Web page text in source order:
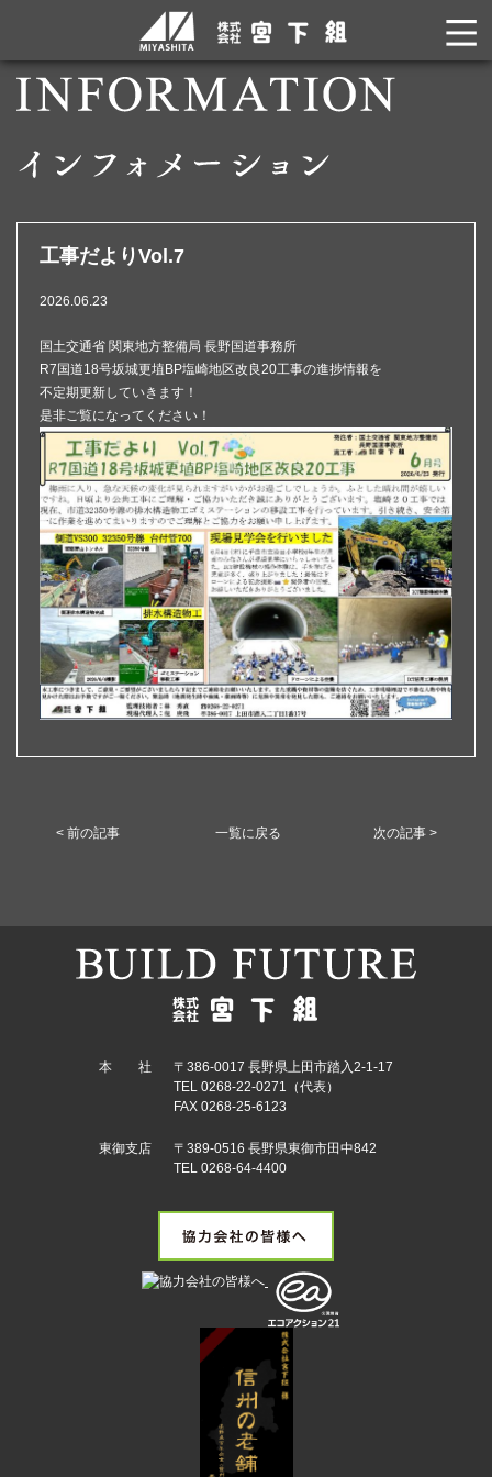
工事だよりVol.7
2026.06.23
国土交通省 関東地方整備局 長野国道事務所
R7国道18号坂城更埴BP塩崎地区改良20工事の進捗情報を
不定期更新していきます！
是非ご覧になってください！
< 前の記事 一覧に戻る 次の記事 >
本 社
〒386-0017 長野県上田市踏入2-1-17
TEL 0268-22-0271（代表）
FAX 0268-25-6123
東御支店
〒389-0516 長野県東御市田中842
TEL 0268-64-4400